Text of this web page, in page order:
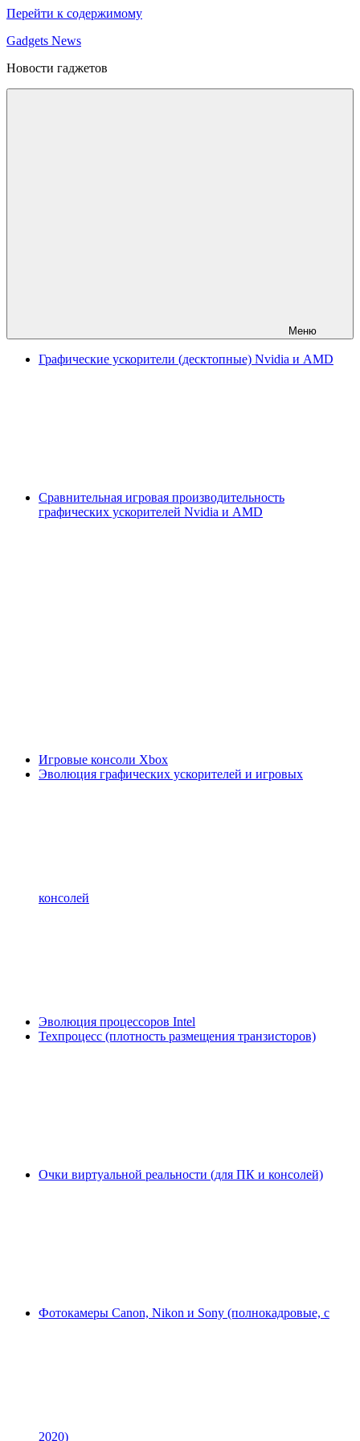
Перейти к содержимому
Gadgets News
Новости гаджетов
Меню
Графические ускорители (десктопные) Nvidia и AMD
Сравнительная игровая производительность
графических ускорителей Nvidia и AMD
Игровые консоли Xbox
Эволюция графических ускорителей и игровых
консолей
Эволюция процессоров Intel
Техпроцесс (плотность размещения транзисторов)
Очки виртуальной реальности (для ПК и консолей)
Фотокамеры Canon, Nikon и Sony (полнокадровые, с
2020)